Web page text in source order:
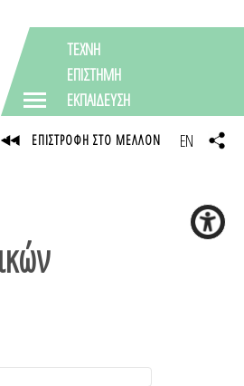
ΤΕΧΝΗ
ΕΠΙΣΤΗΜΗ
ΕΚΠΑΙΔΕΥΣΗ
ΕΠΙΣΤΡΟΦΗ ΣΤΟ ΜΕΛΛΟΝ EN